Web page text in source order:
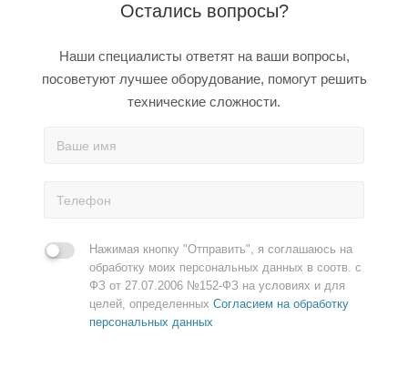
Остались вопросы?
Наши специалисты ответят на ваши вопросы,
посоветуют лучшее оборудование, помогут решить
технические сложности.
Нажимая кнопку "Отправить", я соглашаюсь на
обработку моих персональных данных в соотв. с
ФЗ от 27.07.2006 №152-ФЗ на условиях и для
целей, определенных Согласием на обработку
персональных данных